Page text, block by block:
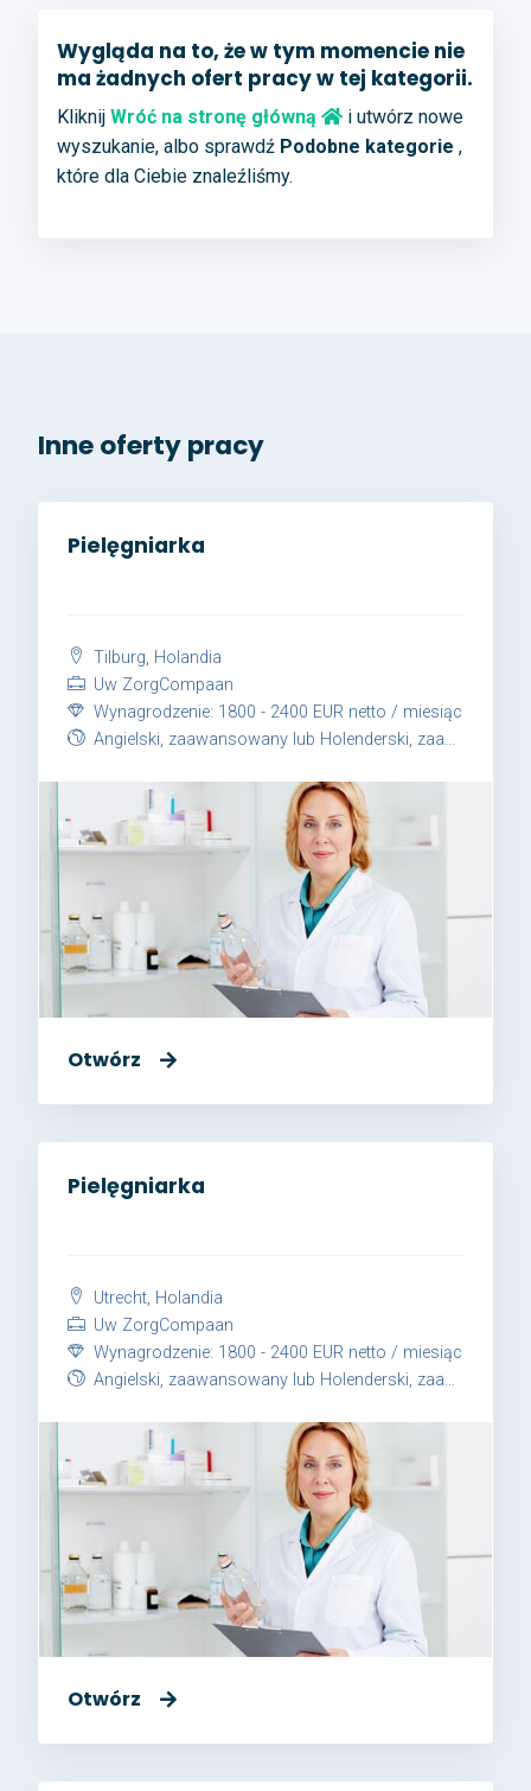
Wygląda na to, że w tym momencie nie
ma żadnych ofert pracy w tej kategorii.
Kliknij Wróć na stronę główną
i utwórz nowe
wyszukanie, albo sprawdź Podobne kategorie ,
które dla Ciebie znaleźliśmy.
Inne oferty pracy
Pielęgniarka
Tilburg, Holandia
Uw ZorgCompaan
Wynagrodzenie: 1800 - 2400 EUR netto / miesiąc
Angielski, zaawansowany lub Holenderski, zaawansowany
Otwórz
Pielęgniarka
Utrecht, Holandia
Uw ZorgCompaan
Wynagrodzenie: 1800 - 2400 EUR netto / miesiąc
Angielski, zaawansowany lub Holenderski, zaawansowany
Otwórz